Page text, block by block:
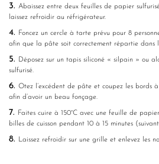
3. Abaissez entre deux feuilles de papier
laissez refroidir au réfrigérateur.
4.
Foncez un cercle à tarte prévu pour 8
afin que la pâte soit correctement répartie dans
5.
Déposez sur un tapis siliconé « silpain » ou
sulfurisé.
6. Otez l’excédent de pâte et coupez les bords
afin d’avoir un beau fonçage.
7.
Faites cuire à 150°C avec une feuille de
billes de cuisson pendant 10 à 15 minutes
8. Laissez refroidir sur une grille et enlevez les